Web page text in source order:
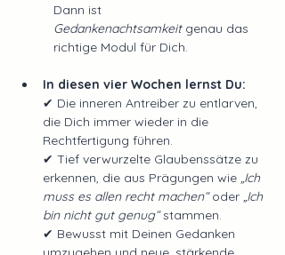
Dann ist
Gedankenachtsamkeit genau das
richtige Modul für Dich.
In diesen vier Wochen lernst Du:
✔ Die inneren Antreiber zu entlarven,
die Dich immer wieder in die
Rechtfertigung führen.
✔ Tief verwurzelte Glaubenssätze zu
erkennen, die aus Prägungen wie „Ich
muss es allen recht machen“ oder „Ich
bin nicht gut genug“ stammen.
✔ Bewusst mit Deinen Gedanken